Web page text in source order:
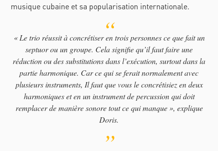
musique cubaine et sa popularisation internationale.
« Le trio réussit à concrétiser en trois personnes ce que fait un
septuor ou un groupe. Cela signifie qu’il faut faire une
réduction ou des substitutions dans l’exécution, surtout dans la
partie harmonique. Car ce qui se ferait normalement avec
plusieurs instruments, Il faut que vous le concrétisiez en deux
harmoniques et en un instrument de percussion qui doit
remplacer de manière sonore tout ce qui manque », explique
Doris.